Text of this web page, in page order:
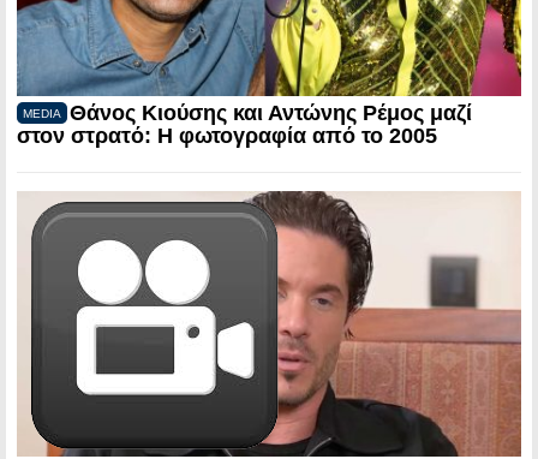
MEDIA
Θάνος Κιούσης και Αντώνης Ρέμος μαζί
στον στρατό: Η φωτογραφία από το 2005